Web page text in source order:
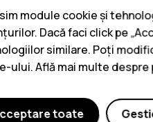
module cookie și
Dacă faci click pe
similare. Poți
ului. Află mai multe despre
toate